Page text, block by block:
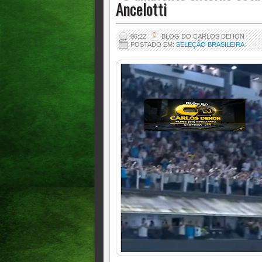
Ancelotti
06:22
BLOG DO CARLOS DEHON
POSTADO EM:SELEÇÃO BRASILEIRA